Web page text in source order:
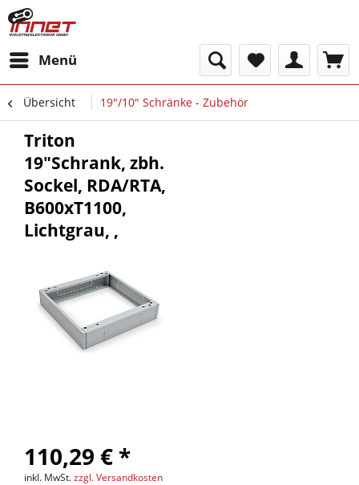
Menü
Übersicht 19"/10" Schränke - Zubehör
Triton
19"Schrank, zbh.
Sockel, RDA/RTA,
B600xT1100,
Lichtgrau, ,
110,29 € *
inkl. MwSt.zzgl. Versandkosten